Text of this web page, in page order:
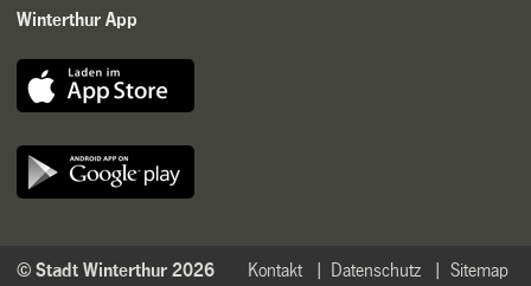
Winterthur App
Sitemap
Datenschutz
Kontakt
© Stadt Winterthur 2026